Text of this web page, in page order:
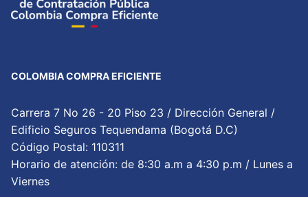
COLOMBIA COMPRA EFICIENTE
Carrera 7 No 26 - 20 Piso 23 / Dirección General /
Edificio Seguros Tequendama (Bogotá D.C)
Código Postal: 110311
Horario de atención: de 8:30 a.m a 4:30 p.m / Lunes a
Viernes